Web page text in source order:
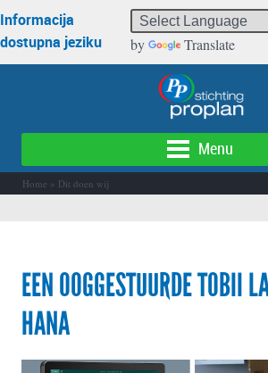
Informacija
dostupna jeziku
by
Translate
Menu
Home » Dit doen wij
EEN OOGGESTUURDE TOBII
HANA